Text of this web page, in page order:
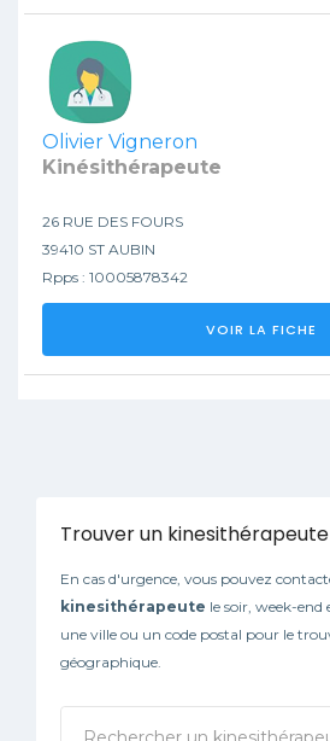
Olivier Vigneron
Kinésithérapeute
26 RUE DES FOURS
39410 ST AUBIN
Rpps : 10005878342
VOIR LA FICHE
Trouver un kinesithérapeute
En cas d'urgence, vous pouvez
kinesithérapeute le soir, week-end
une ville ou un code postal pour le
géographique.